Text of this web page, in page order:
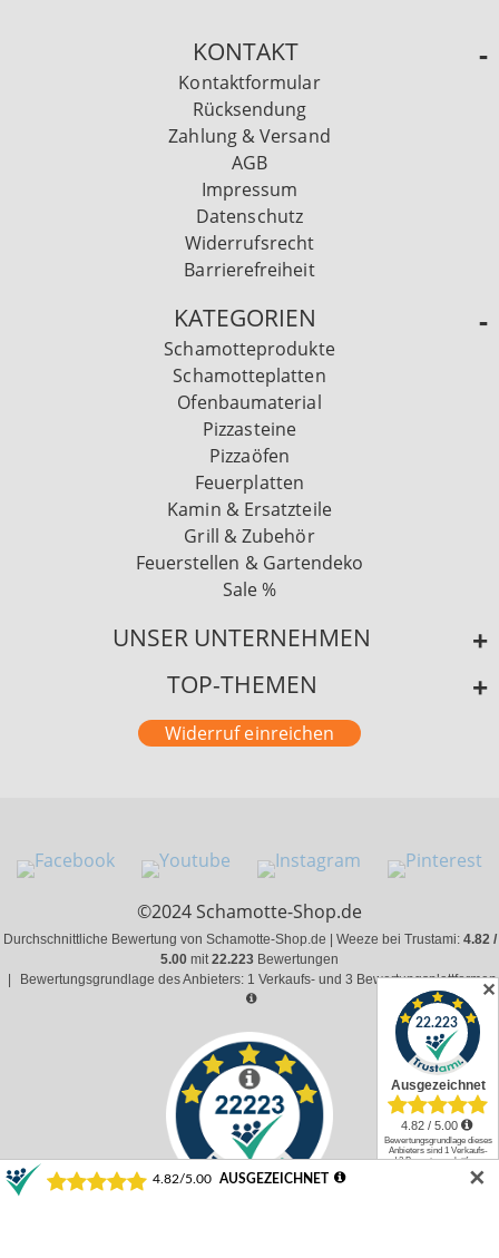
KONTAKT
Kontaktformular
Rücksendung
Zahlung & Versand
AGB
Impressum
Datenschutz
Widerrufsrecht
Barrierefreiheit
KATEGORIEN
Schamotteprodukte
Schamotteplatten
Ofenbaumaterial
Pizzasteine
Pizzaöfen
Feuerplatten
Kamin & Ersatzteile
Grill & Zubehör
Feuerstellen & Gartendeko
Sale %
UNSER UNTERNEHMEN
TOP-THEMEN
Widerruf einreichen
©2024 Schamotte-Shop.de
Durchschnittliche Bewertung von Schamotte-Shop.de | Weeze bei Trustami: 4.82 /
5.00 mit22.223 Bewertungen
Bewertungsgrundlage des Anbieters: 1 Verkaufs- und 3 Bewertungsplattformen
✕
✕